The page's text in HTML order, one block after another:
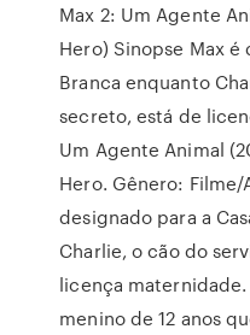
Max 2: Um Agente
Hero) Sinopse Max é
Branca enquanto
secreto, está de
Um Agente Animal
Hero. Gênero: Filme/
designado para a
Charlie, o cão do
licença maternidade.
menino de 12 anos